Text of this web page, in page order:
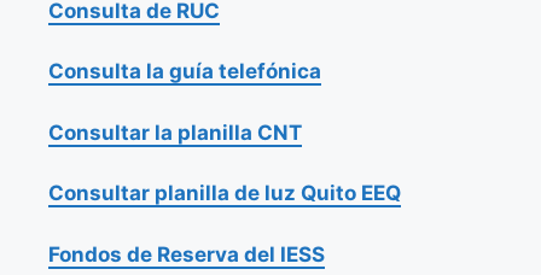
Consulta de RUC
Consulta la guía telefónica
Consultar la planilla CNT
Consultar planilla de luz Quito EEQ
Fondos de Reserva del IESS